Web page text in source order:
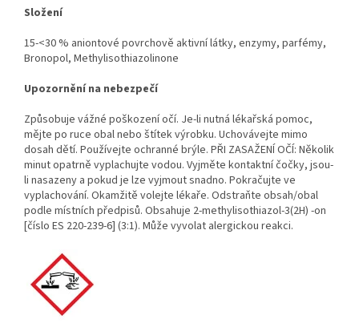
Složení
15-<30 % aniontové povrchově aktivní látky, enzymy, parfémy,
Bronopol, Methylisothiazolinone
Upozornění na nebezpečí
Způsobuje vážné poškození očí. Je-li nutná lékařská pomoc,
mějte po ruce obal nebo štítek výrobku. Uchovávejte mimo
dosah dětí. Používejte ochranné brýle. PŘI ZASAŽENÍ OČÍ: Několik
minut opatrně vyplachujte vodou. Vyjměte kontaktní čočky, jsou-
li nasazeny a pokud je lze vyjmout snadno. Pokračujte ve
vyplachování. Okamžitě volejte lékaře. Odstraňte obsah/obal
podle místních předpisů. Obsahuje 2-methylisothiazol-3(2H) -on
[číslo ES 220-239-6] (3:1). Může vyvolat alergickou reakci.